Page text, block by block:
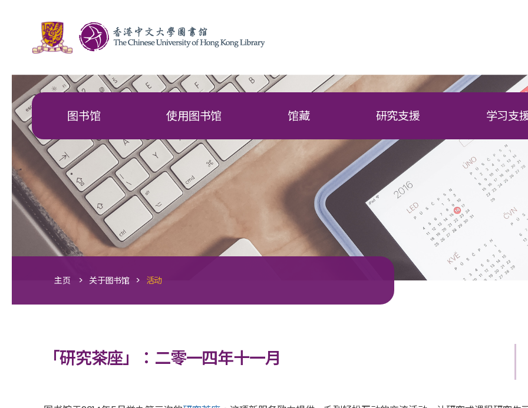
图书馆 使用图书馆 馆藏 研究支援 学习支
主页 > 关于图书馆 > 活动
「研究茶座」：二零一四年十一月